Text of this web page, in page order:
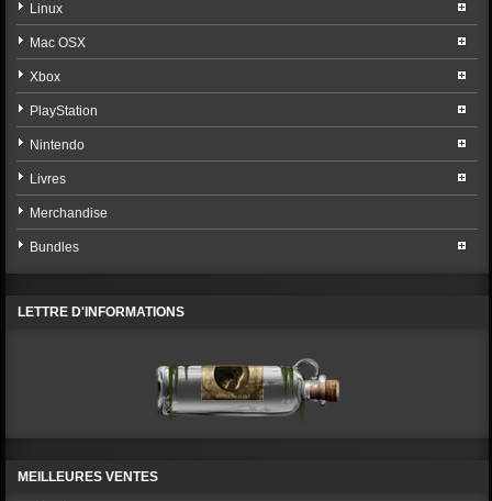
Linux
Mac OSX
Xbox
PlayStation
Nintendo
Livres
Merchandise
Bundles
LETTRE D'INFORMATIONS
MEILLEURES VENTES